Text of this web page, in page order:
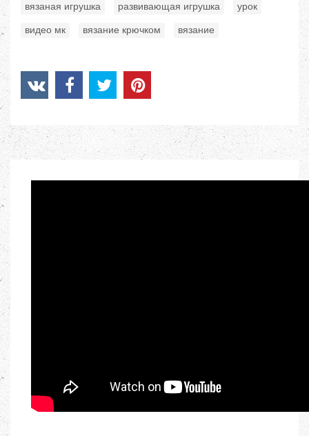
вязаная игрушка развивающая игрушка урок
видео мк вязание крючком вязание